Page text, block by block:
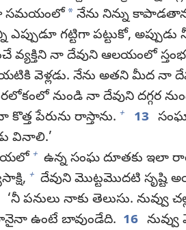
సమయంలో* నేను నిన్ను
ఎప్పుడూ గట్టిగా పట్టుకో,
వ్యక్తిని నా దేవుని ఆలయంలో
వెళ్లడు. నేను అతని మీద నా
నుండి నా దేవుని దగ్గర
పేరును రాస్తాను. + 13
వినాలి.’
+ ఉన్న సంఘ దూతకు ఇలా
+ దేవుని మొట్టమొదటి సృష్టి
‘నీ పనులు నాకు తెలుసు. నువ్వు
ఉంటే బావుండేది. 16